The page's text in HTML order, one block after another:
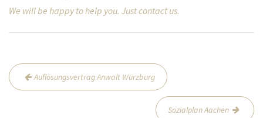
We will be happy to help you. Just contact us.
Beitrags-
Navigation
Auflösungsvertrag Anwalt Würzburg
Sozialplan Aachen